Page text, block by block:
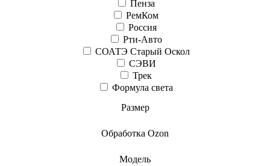
Пенза
РемКом
Россия
Рти-Авто
СОАТЭ Старый Оскол
СЭВИ
Трек
Формула света
Размер
Обработка Ozon
Модель